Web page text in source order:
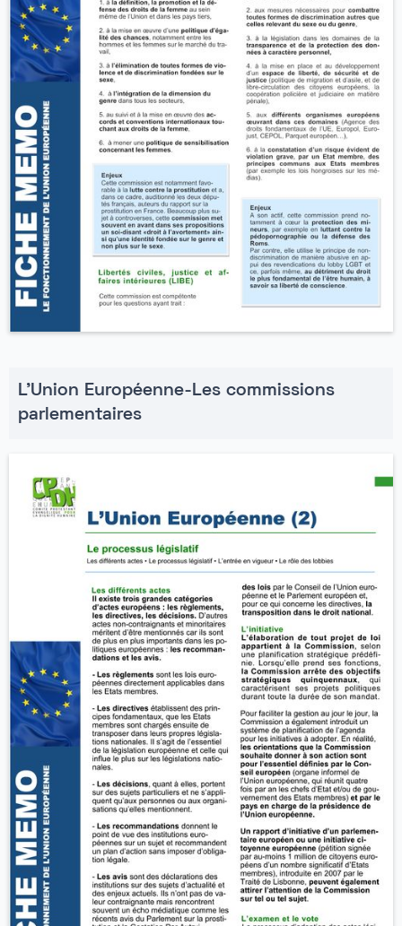
L'Union Européenne-Les commissions
parlementaires